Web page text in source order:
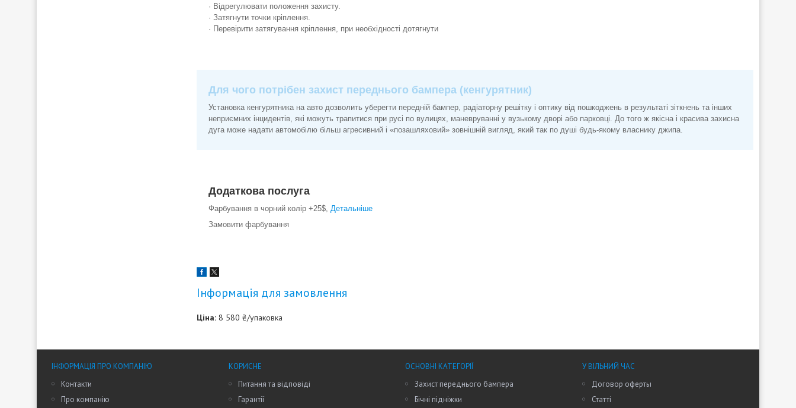
· Відрегулювати положення захисту.
· Затягнути точки кріплення.
· Перевірити затягування кріплення, при необхідності дотягнути
Для чого потрібен захист переднього бампера (кенгурятник)
Установка кенгурятника на авто дозволить уберегти передній бампер, радіаторну решітку і оптику від пошкоджень в результаті зіткнень та інших
неприємних інцидентів, які можуть трапитися при русі по вулицях, маневруванні у вузькому дворі або парковці. До того ж якісна і красива захисна
дуга може надати автомобілю більш агресивний і «позашляховий» зовнішній вигляд, який так по душі будь-якому власнику джипа.
Додаткова послуга
Фарбування в чорний колір +25$, Детальніше
Замовити фарбування
Інформація для замовлення
Ціна: 8 580 ₴/упаковка
ІНФОРМАЦІЯ ПРО КОМПАНІЮ
Контакти
Про компанію
КОРИСНЕ
Питання та відповіді
Гарантії
ОСНОВНІ КАТЕГОРІЇ
Захист переднього бампера
Бічні підніжки
У ВІЛЬНИЙ ЧАС
Договор оферты
Статті